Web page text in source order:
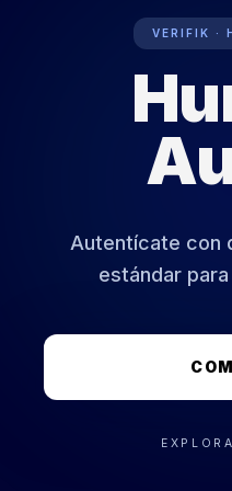
ESTADO BIOMÉTRICO:
VERIFIK ·
Autentícate con
estándar